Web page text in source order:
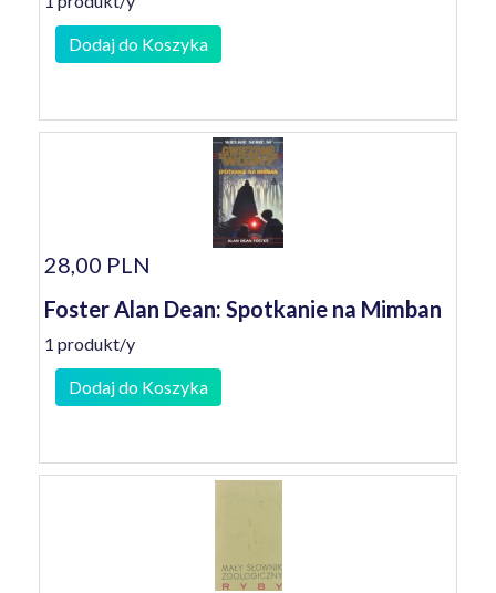
Dodaj do Koszyka
28,00 PLN
Foster Alan Dean: Spotkanie na Mimban
1 produkt/y
Dodaj do Koszyka